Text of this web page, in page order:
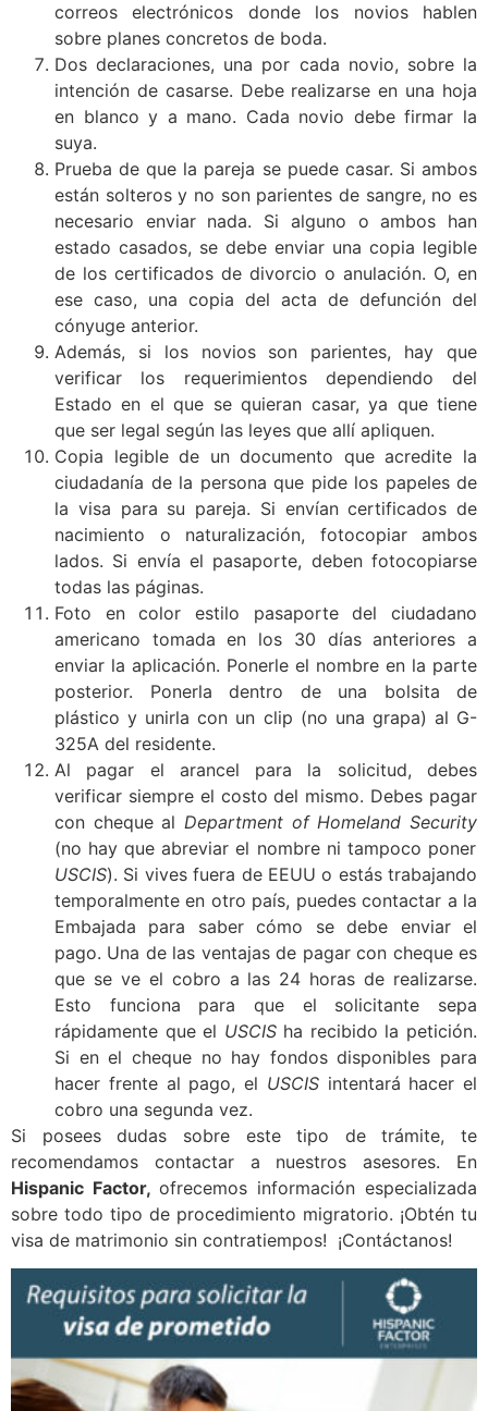
correos electrónicos donde los novios hablen
sobre planes concretos de boda.
Dos declaraciones, una por cada novio, sobre la
intención de casarse. Debe realizarse en una hoja
en blanco y a mano. Cada novio debe firmar la
suya.
Prueba de que la pareja se puede casar. Si ambos
están solteros y no son parientes de sangre, no es
necesario enviar nada. Si alguno o ambos han
estado casados, se debe enviar una copia legible
de los certificados de divorcio o anulación. O, en
ese caso, una copia del acta de defunción del
cónyuge anterior.
Además, si los novios son parientes, hay que
verificar los requerimientos dependiendo del
Estado en el que se quieran casar, ya que tiene
que ser legal según las leyes que allí apliquen.
Copia legible de un documento que acredite la
ciudadanía de la persona que pide los papeles de
la visa para su pareja. Si envían certificados de
nacimiento o naturalización, fotocopiar ambos
lados. Si envía el pasaporte, deben fotocopiarse
todas las páginas.
Foto en color estilo pasaporte del ciudadano
americano tomada en los 30 días anteriores a
enviar la aplicación. Ponerle el nombre en la parte
posterior. Ponerla dentro de una bolsita de
plástico y unirla con un clip (no una grapa) al G-
325A del residente.
Al pagar el arancel para la solicitud, debes
verificar siempre el costo del mismo. Debes pagar
con cheque al Department of Homeland Security
(no hay que abreviar el nombre ni tampoco poner
USCIS). Si vives fuera de EEUU o estás trabajando
temporalmente en otro país, puedes contactar a la
Embajada para saber cómo se debe enviar el
pago. Una de las ventajas de pagar con cheque es
que se ve el cobro a las 24 horas de realizarse.
Esto funciona para que el solicitante sepa
rápidamente que el USCISha recibido la petición.
Si en el cheque no hay fondos disponibles para
hacer frente al pago, el USCISintentará hacer el
cobro una segunda vez.
Si posees dudas sobre este tipo de trámite, te
recomendamos contactar a nuestros asesores. En
Hispanic Factor, ofrecemos información especializada
sobre todo tipo de procedimiento migratorio. ¡Obtén tu
visa de matrimonio sin contratiempos! ¡Contáctanos!